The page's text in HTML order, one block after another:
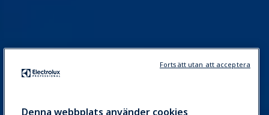
Denna webbplats använder cookies
Fortsätt utan att acceptera